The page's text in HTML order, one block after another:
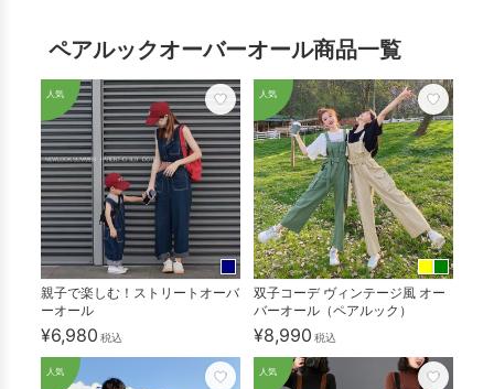
ペアルックオーバーオール商品一覧
人気
親子で楽しむ！ストリートオーバ
ーオール
¥6,980 税込
人気
双子コーデ ヴィンテージ風 オー
バーオール（ペアルック）
¥8,990 税込
人気 人気